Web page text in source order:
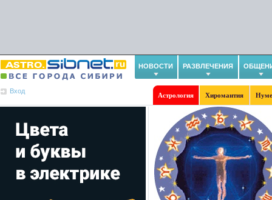
НОВОСТИ РАЗВЛЕЧЕНИЯ
Вход
Астрология Хиромантия